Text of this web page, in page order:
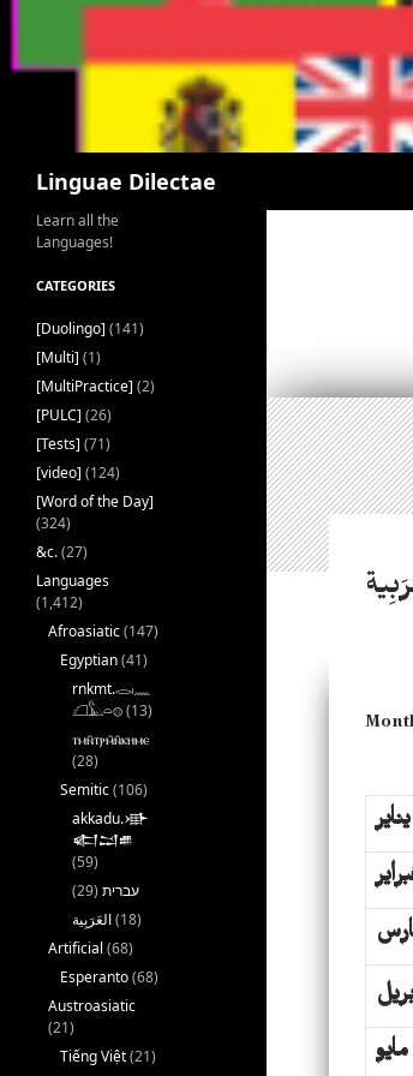
Linguae Dilectae
يناير
مايو
Learn all the
Languages!
CATEGORIES
[Duolingo] (141)
[Multi] (1)
[MultiPractice] (2)
[PULC] (26)
[Tests] (71)
[video] (124)
[Word of the Day]
(324)
&c.(27)
Languages
(1,412)
Afroasiatic(147)
Egyptian(41)
rnkmt.𓂋𓏺𓈖
𓆎𓅓𓏏𓊖(13)
ⲧⲙⲛ̄ⲧⲣⲙ̄ⲛ̄ⲕⲏⲙⲉ
(28)
Semitic(106)
akkadu.𒀝
𒅗𒁺𒌑
(59)
עברית (29)
(18)
Artificial (68)
Esperanto(68)
Austroasiatic
(21)
Tiếng Việt(21)